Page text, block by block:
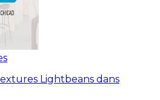
Lightbeans dans